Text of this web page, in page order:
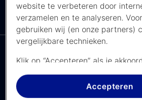
NAVIGEER NAAR ...
Nederland vs
website te verbeteren door
verzamelen en te analyseren.
gebruiken wij (en onze partners)
vergelijkbare technieken.
Klik op “Accepteren” als je
cookies. Kies je voor “Nee, liever
plaatsen we alleen strikt
de website goed te laten
Accepteren